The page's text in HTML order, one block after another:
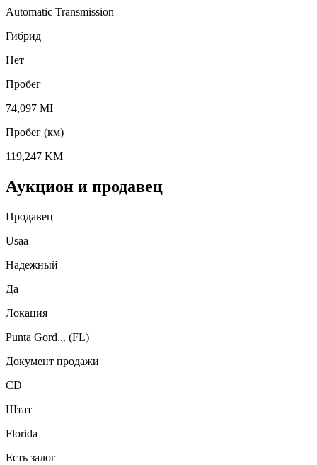
Automatic Transmission
Гибрид
Нет
Пробег
74,097 MI
Пробег (км)
119,247 KM
Аукцион и продавец
Продавец
Usaa
Надежный
Да
Локация
Punta Gord... (FL)
Документ продажи
CD
Штат
Florida
Есть залог